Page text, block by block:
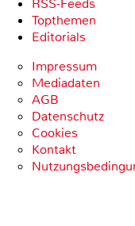
RSS-Feeds
Topthemen
Editorials
Impressum
Mediadaten
AGB
Datenschutz
Cookies
Kontakt